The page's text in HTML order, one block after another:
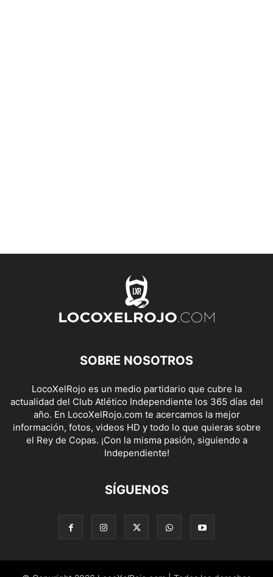
SOBRE NOSOTROS
LocoXelRojo es un medio partidario que cubre la
actualidad del Club Atlético Independiente los 365 días del
año. En LocoXelRojo.com te acercamos la mejor
información, fotos, videos HD y todo lo que quieras sobre
el Rey de Copas. ¡Con la misma pasión, siguiendo a
Independiente!
SÍGUENOS